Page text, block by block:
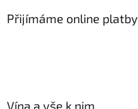
Přijímáme online platby
Vína a vše k nim